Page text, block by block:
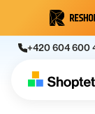
+420 604 600